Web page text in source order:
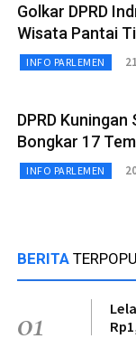
Golkar DPRD
Wisata Pantai
INFO PARLEMEN
DPRD Kuningan
Bongkar 17
INFO PARLEMEN
BERITA
01